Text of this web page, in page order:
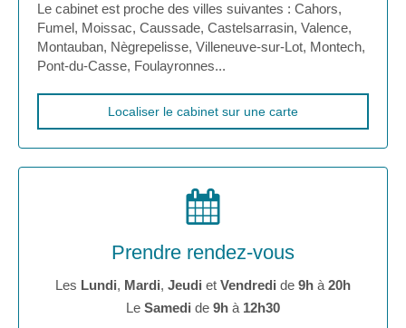
Le cabinet est proche des villes suivantes : Cahors,
Fumel, Moissac, Caussade, Castelsarrasin, Valence,
Montauban, Nègrepelisse, Villeneuve-sur-Lot, Montech,
Pont-du-Casse, Foulayronnes...
Localiser le cabinet sur une carte
Prendre rendez-vous
Les Lundi, Mardi, Jeudi et Vendredi de 9h à 20h
Le Samedi de 9h à 12h30